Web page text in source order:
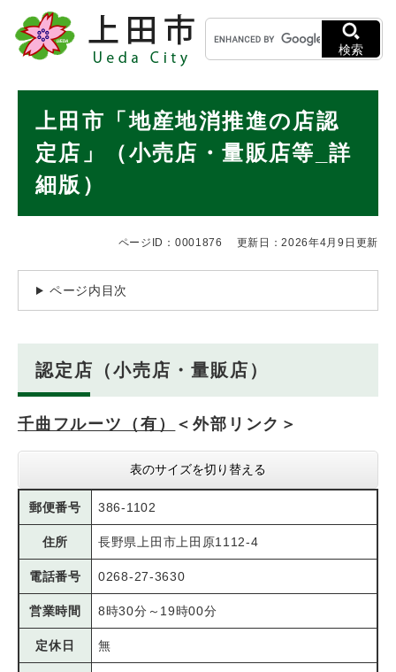
メニューを飛ばして本文へ
キ
ー
ワ
検
検索
上田市「地産地消推進の店認
定店」（小売店・量販店等_詳
細版）
ページID：0001876 更新日：2026年4月9日更新
ページ内目次
認定店（小売店・量販店）
千曲フルーツ（有） ＜外部リンク＞
表のサイズを切り替える
郵便番号 386-1102
住所 長野県上田市上田原1112-4
電話番号 0268-27-3630
営業時間 8時30分～19時00分
定休日 無